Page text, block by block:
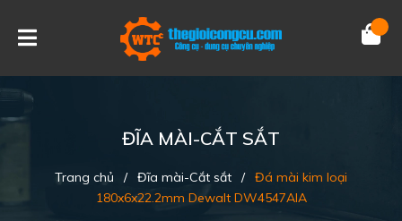
ĐĨA MÀI-CẮT SẮT
Trang chủ / Đĩa mài-Cắt sắt / Đá mài kim loại
180x6x22.2mm Dewalt DW4547AIA